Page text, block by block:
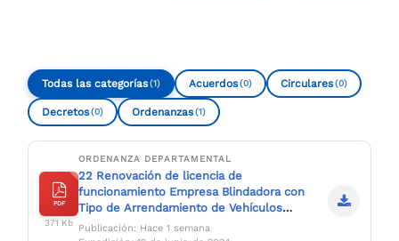
Todas las categorías(1) Acuerdos(0) Circulares(0)
Decretos(0) Ordenanzas(1)
PDF
371 Kb
ORDENANZA DEPARTAMENTAL
22 Renovación de licencia de
funcionamiento Empresa Blindadora con
Tipo de Arrendamiento de Vehículos
Blindados.pdf
Publicación: Hace 1 semana